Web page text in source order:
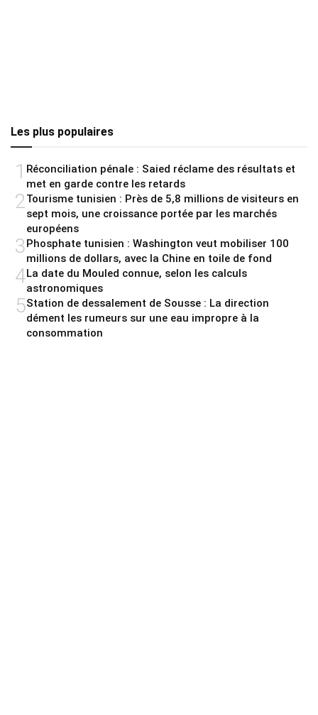
Les plus populaires
1 Réconciliation pénale : Saied réclame des résultats et
met en garde contre les retards
2Tourisme tunisien : Près de 5,8 millions de visiteurs en
sept mois, une croissance portée par les marchés
européens
3Phosphate tunisien : Washington veut mobiliser 100
millions de dollars, avec la Chine en toile de fond
4La date du Mouled connue, selon les calculs
astronomiques
5Station de dessalement de Sousse : La direction
dément les rumeurs sur une eau impropre à la
consommation